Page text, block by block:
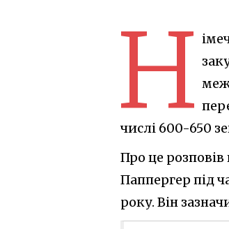
Н
числі 600-650
Про це
Паппергер під
року. Він